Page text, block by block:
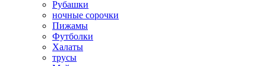
Рубашки
ночные сорочки
Пижамы
Футболки
Халаты
трусы